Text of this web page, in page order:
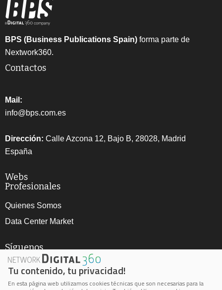
BPS (Business Publications Spain) forma parte de
Nextwork360.
Contactos
Mail:
info@bps.com.es
Dirección: Calle Azcona 12, Bajo B, 28028, Madrid
España
Webs
Profesionales
Quienes Somos
Data Center Market
Síguenos
Tu contenido, tu privacidad!
En esta página web utilizamos cookies técnicas que son necesarias para la